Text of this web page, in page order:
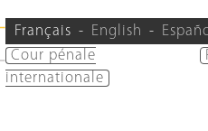
Français English
Cour pénale
internationale